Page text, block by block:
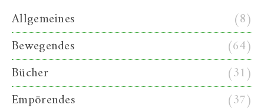
Allgemeines
(8)
Bewegendes
(64)
Bücher
(31)
Empörendes
(37)